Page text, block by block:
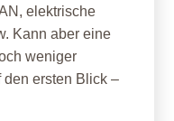
elektrische
Kann aber eine
weniger
ersten Blick –